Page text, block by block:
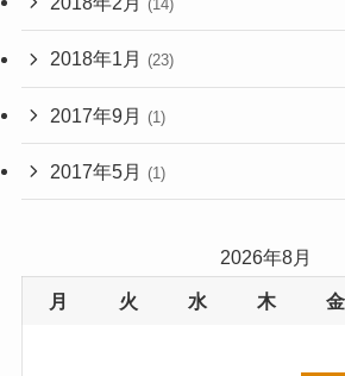
(14)
2018年1月 (23)
2017年9月 (1)
2017年5月 (1)
2026年8月
月 火 水 木 金